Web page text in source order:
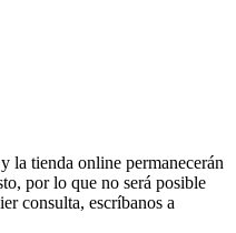
la tienda online permanecerán
por lo que no será posible
consulta, escríbanos a